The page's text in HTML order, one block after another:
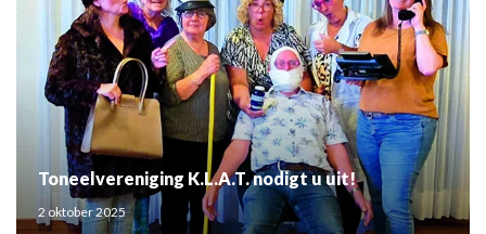
Toneelvereniging K.L.A.T. nodigt u uit!
2 oktober 2025